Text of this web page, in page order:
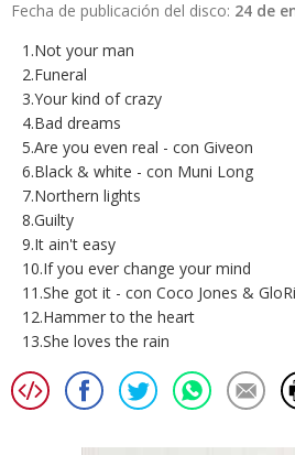
Fecha de publicación del disco: 24 de
1.Not your man
2.Funeral
3.Your kind of crazy
4.Bad dreams
5.Are you even real - con Giveon
6.Black & white - con Muni Long
7.Northern lights
8.Guilty
9.It ain't easy
10.If you ever change your mind
11.She got it - con Coco Jones &
12.Hammer to the heart
13.She loves the rain